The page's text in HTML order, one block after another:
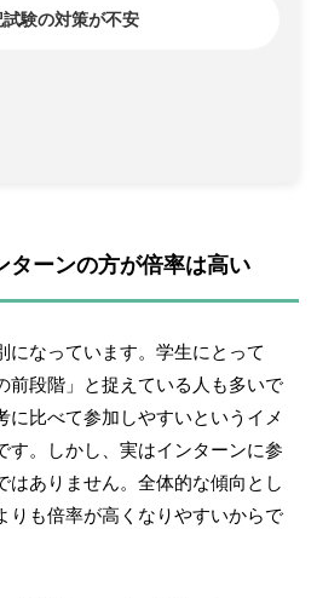
ターンの方が倍率は高い
になっています。学生にとって
前段階」と捉えている人も多いで
に比べて参加しやすいというイメ
す。しかし、実はインターンに参
はありません。全体的な傾向とし
りも倍率が高くなりやすいからで